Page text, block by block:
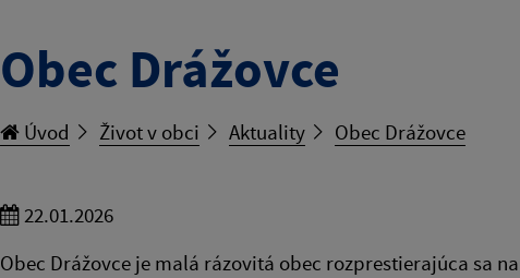
Obec Drážovce
Úvod Život v obci Aktuality Obec Drážovce
22.01.2026
Obec Drážovce je malá rázovitá obec rozprestierajúca sa